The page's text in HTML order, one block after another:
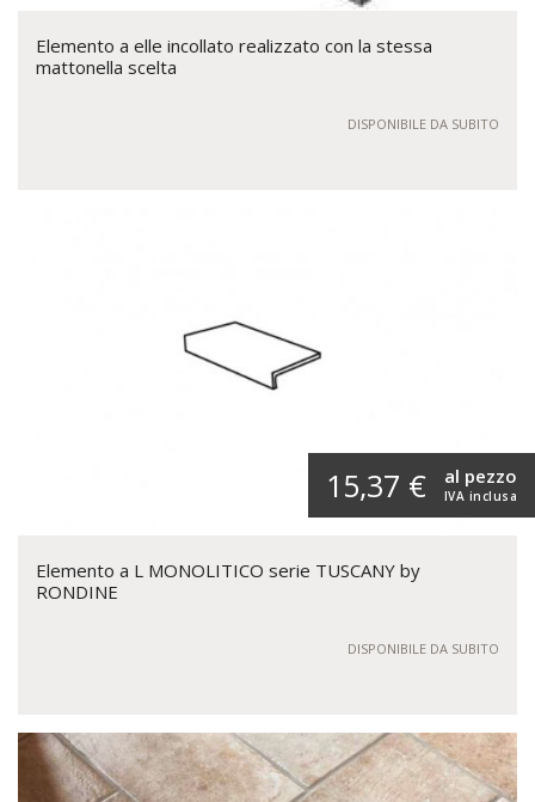
Elemento a elle incollato realizzato con la stessa
mattonella scelta
DISPONIBILE DA SUBITO
15,37 € IVA inclusa
al pezzo
Elemento a L MONOLITICO serie TUSCANY by
RONDINE
DISPONIBILE DA SUBITO